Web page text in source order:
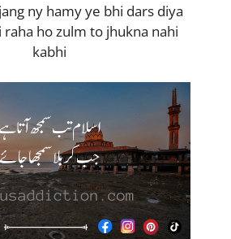
ny hamy ye bhi dars diya
raha ho zulm to jhukna nahi
kabhi